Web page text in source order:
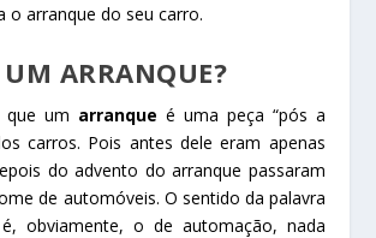
o arranque do seu carro.
UM ARRANQUE?
que um arranque é uma peça “pós a
carros. Pois antes dele eram apenas
do advento do arranque passaram
de automóveis. O sentido da palavra
é, obviamente, o de automação, nada